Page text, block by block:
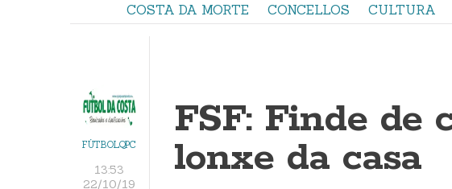
COSTA DA MORTE CONCELLOS CULTURA
FÚTBOLQPC
13:53
22/10/19
FSF: Finde de
lonxe da casa